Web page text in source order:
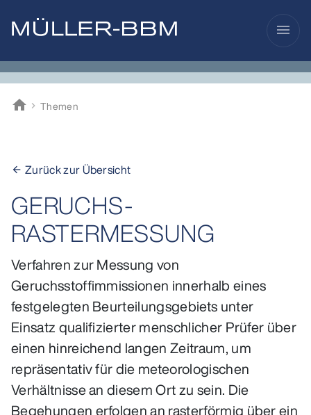
menu
home
Müller-BBM
Themen
arrow_back Zurück zur Übersicht
GERUCHS-
RASTERMESSUNG
Verfahren zur Messung von
Geruchsstoffimmissionen innerhalb eines
festgelegten Beurteilungsgebiets unter
Einsatz qualifizierter menschlicher Prüfer über
einen hinreichend langen Zeitraum, um
repräsentativ für die meteorologischen
Verhältnisse an diesem Ort zu sein. Die
Begehungen erfolgen an rasterförmig über ein